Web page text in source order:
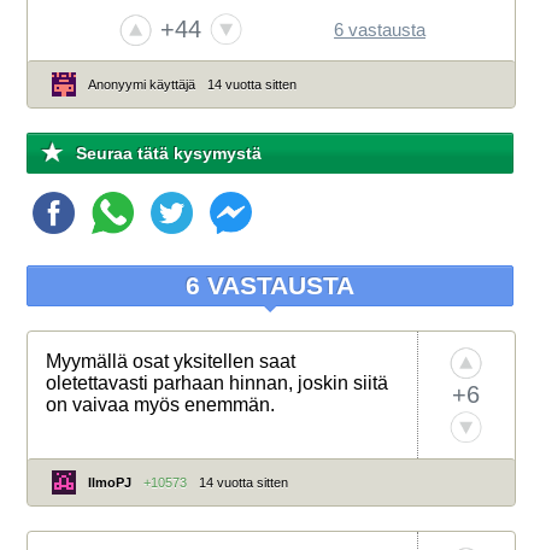
+44 6 vastausta
Anonyymi käyttäjä 14 vuotta sitten
Seuraa tätä kysymystä
6 VASTAUSTA
Myymällä osat yksitellen saat
oletettavasti parhaan hinnan, joskin siitä
on vaivaa myös enemmän.
+6
IlmoPJ +10573 14 vuotta sitten